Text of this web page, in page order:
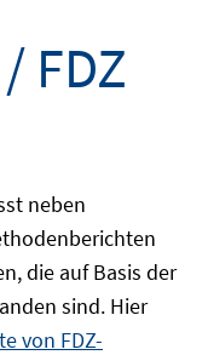
FDZ
neben
die auf Basis der
sind. Hier
von FDZ-